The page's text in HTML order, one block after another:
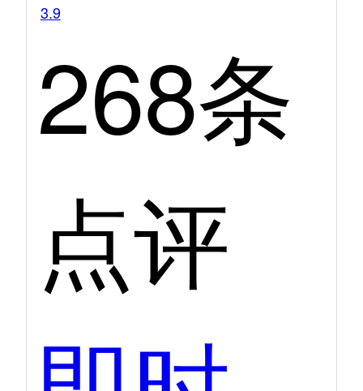
3.9
268条
点评